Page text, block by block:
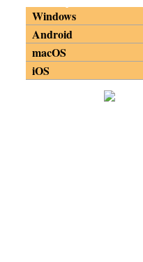
Windows
Android
macOS
iOS